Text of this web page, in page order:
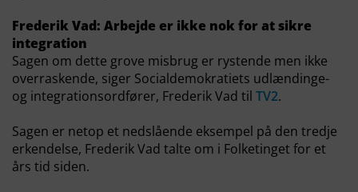
Frederik Vad: Arbejde er ikke nok for at sikre
integration
Sagen om dette grove misbrug er rystende men ikke
overraskende, siger Socialdemokratiets udlændinge-
og integrationsordfører, Frederik Vad til TV2.
Sagen er netop et nedslående eksempel på den tredje
erkendelse, Frederik Vad talte om i Folketinget for et
års tid siden.